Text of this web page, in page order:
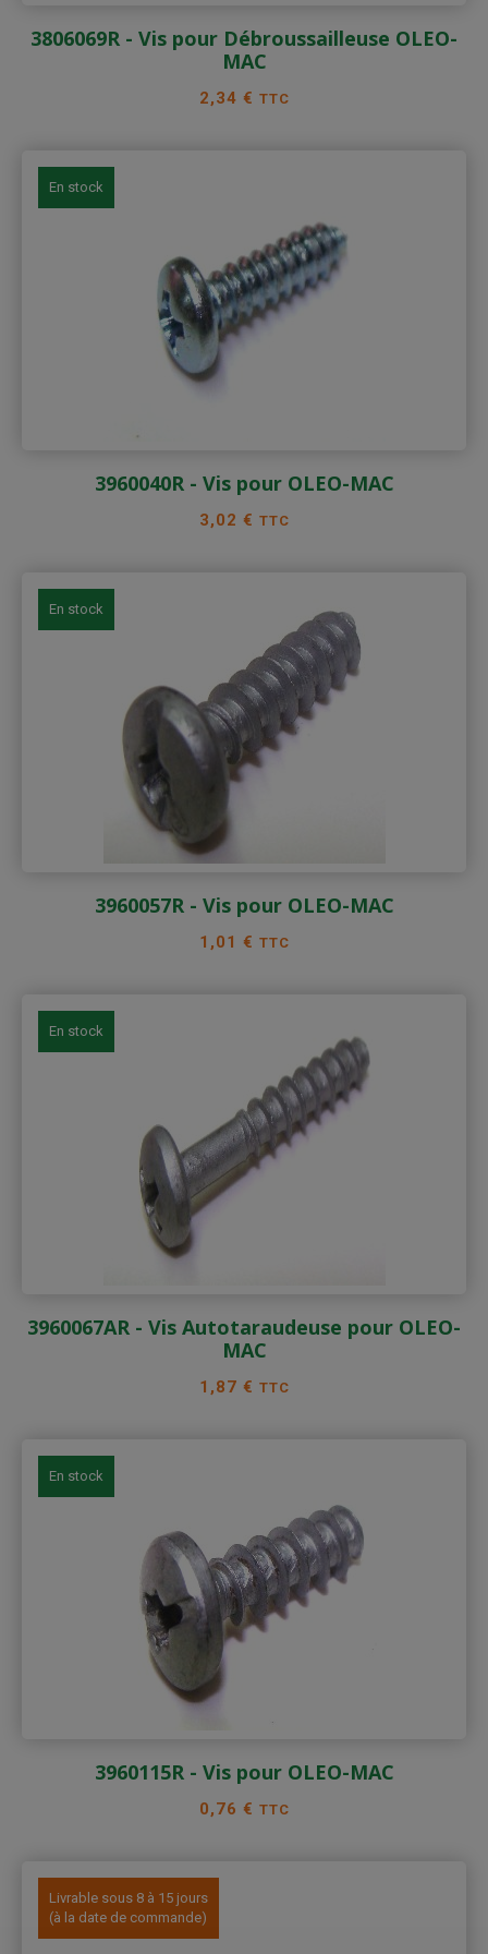
3806069R - Vis pour Débroussailleuse OLEO-
MAC
Prix
2,34 € TTC
En stock
3960040R - Vis pour OLEO-MAC
Prix
3,02 € TTC
En stock
3960057R - Vis pour OLEO-MAC
Prix
1,01 € TTC
En stock
3960067AR - Vis Autotaraudeuse pour OLEO-
MAC
Prix
1,87 € TTC
En stock
3960115R - Vis pour OLEO-MAC
Prix
0,76 € TTC
Livrable sous 8 à 15 jours
(à la date de commande)